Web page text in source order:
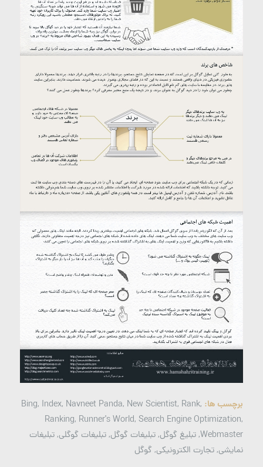
برچسب ها: Bing, Index, Navneet Panda, New Scientist, Rank,
Ranking, Runner's World,Search Engine Optimization,
Webmaster
,تبلیغ گوگل,تبلیغات گوگل,تبلیغات گوگلی,تبلیغات
نمایشی,تجارت الکترونیکی, گوگل